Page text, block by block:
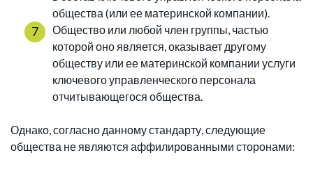
общества (или ее материнской компании).
Общество или любой член группы, частью
которой оно является, оказывает другому
обществу или ее материнской компании услуги
ключевого управленческого персонала
отчитывающегося общества.
Однако, согласно данному стандарту, следующие
общества не являются аффилированными сторонами: